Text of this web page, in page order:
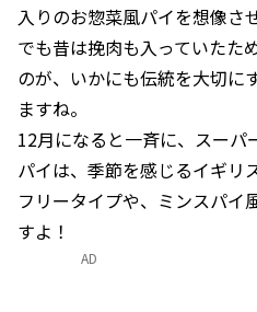
入りのお惣菜風パイを想像さ
でも昔は挽肉も入っていたた
のが、いかにも伝統を大切に
ますね。
12月になると一斉に、スーパ
パイは、季節を感じるイギリ
フリータイプや、ミンスパイ
すよ！
AD